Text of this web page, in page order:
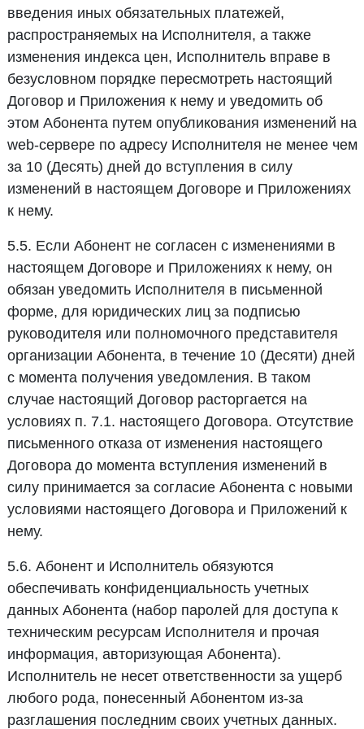
введения иных обязательных платежей,
распространяемых на Исполнителя, а также
изменения индекса цен, Исполнитель вправе в
безусловном порядке пересмотреть настоящий
Договор и Приложения к нему и уведомить об
этом Абонента путем опубликования изменений на
web-сервере по адресу Исполнителя не менее чем
за 10 (Десять) дней до вступления в силу
изменений в настоящем Договоре и Приложениях
к нему.
5.5. Если Абонент не согласен с изменениями в
настоящем Договоре и Приложениях к нему, он
обязан уведомить Исполнителя в письменной
форме, для юридических лиц за подписью
руководителя или полномочного представителя
организации Абонента, в течение 10 (Десяти) дней
с момента получения уведомления. В таком
случае настоящий Договор расторгается на
условиях п. 7.1. настоящего Договора. Отсутствие
письменного отказа от изменения настоящего
Договора до момента вступления изменений в
силу принимается за согласие Абонента с новыми
условиями настоящего Договора и Приложений к
нему.
5.6. Абонент и Исполнитель обязуются
обеспечивать конфиденциальность учетных
данных Абонента (набор паролей для доступа к
техническим ресурсам Исполнителя и прочая
информация, авторизующая Абонента).
Исполнитель не несет ответственности за ущерб
любого рода, понесенный Абонентом из-за
разглашения последним своих учетных данных.